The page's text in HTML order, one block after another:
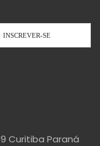
Curitiba Paraná